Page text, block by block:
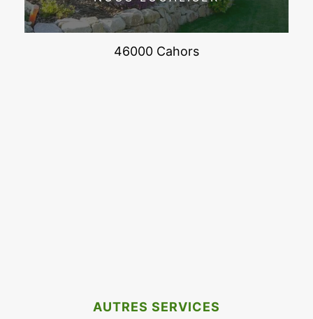
46000 Cahors
AUTRES SERVICES